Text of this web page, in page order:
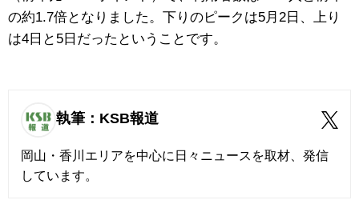
の約1.7倍となりました。下りのピークは5月2日、上り
は4日と5日だったということです。
執筆：KSB報道
岡山・香川エリアを中心に日々ニュースを取材、発信
しています。